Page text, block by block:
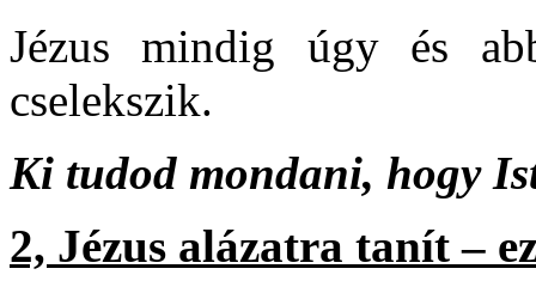
Jézus mindig úgy és
cselekszik.
Ki tudod mondani, hogy
2, Jézus alázatra tanít –